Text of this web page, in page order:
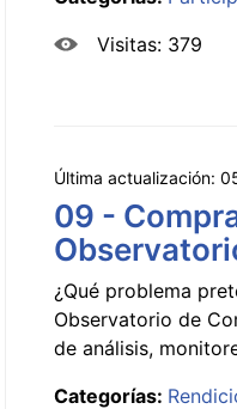
Visitas: 379
Última actualización:
09 -
¿Qué problema
Observatorio de
de análisis,
Categorías: